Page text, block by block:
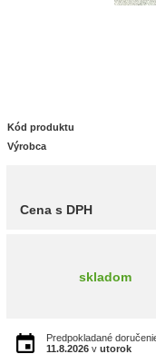
Kód produktu
Výrobca
Cena s DPH
skladom
Predpokladané
11.8.2026 v utorok